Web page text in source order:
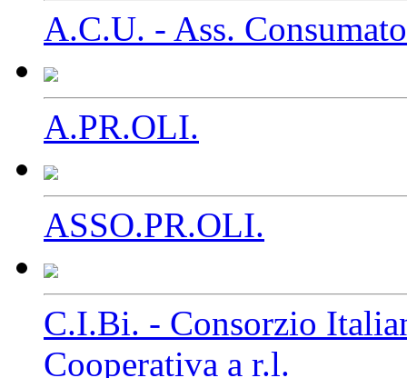
A.C.U. - Ass.
A.PR.OLI.
ASSO.PR.OLI.
C.I.Bi. - Consorzio
Cooperativa a r.l.